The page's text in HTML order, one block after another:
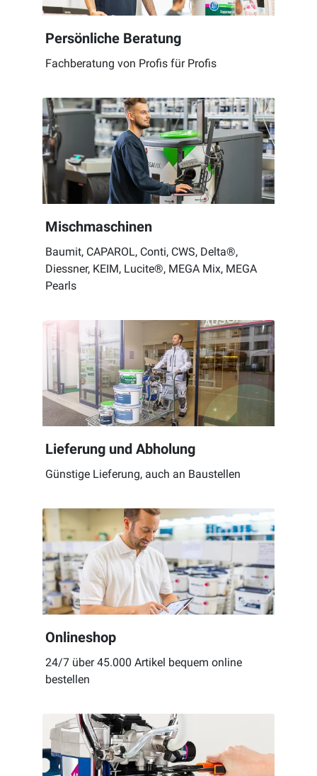
Persönliche Beratung
Fachberatung von Profis für Profis
Mischmaschinen
Baumit, CAPAROL, Conti, CWS, Delta®,
Diessner, KEIM, Lucite®, MEGA Mix, MEGA
Pearls
Lieferung und Abholung
Günstige Lieferung, auch an Baustellen
Onlineshop
24/7 über 45.000 Artikel bequem online
bestellen